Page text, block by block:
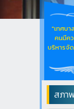
"เทศบา
คนมีค
บริหารจั
สภา